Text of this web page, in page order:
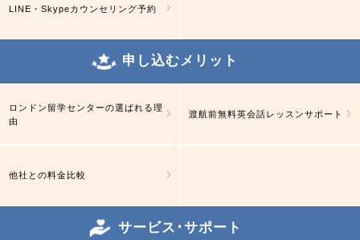
LINE・Skypeカウンセリング予約
申し込むメリット
ロンドン留学センターの選ばれる理
由
渡航前無料英会話レッスンサポート
他社との料金比較
サービス･サポート